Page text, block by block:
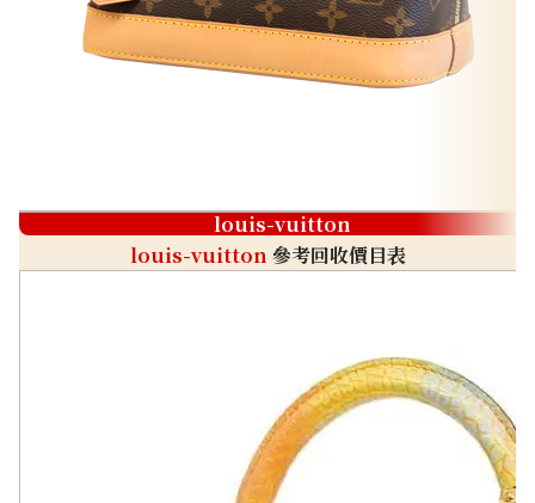
louis-vuitton
louis-vuitton 參考回收價目表